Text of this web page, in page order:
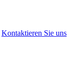
Kontaktieren Sie uns